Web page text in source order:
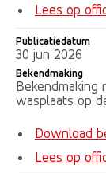
Lees op
Publicatiedatum
30 jun 2026
Bekendmaking
Bekendmaking
wasplaats op
Download
Lees op